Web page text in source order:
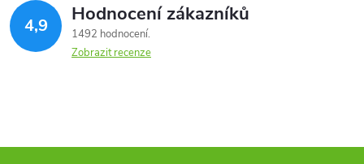
4,9 Hodnocení zákazníků
1492 hodnocení
Zobrazit recenze